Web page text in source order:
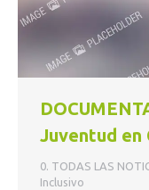
Juventud en
0. TODAS LAS
Inclusivo